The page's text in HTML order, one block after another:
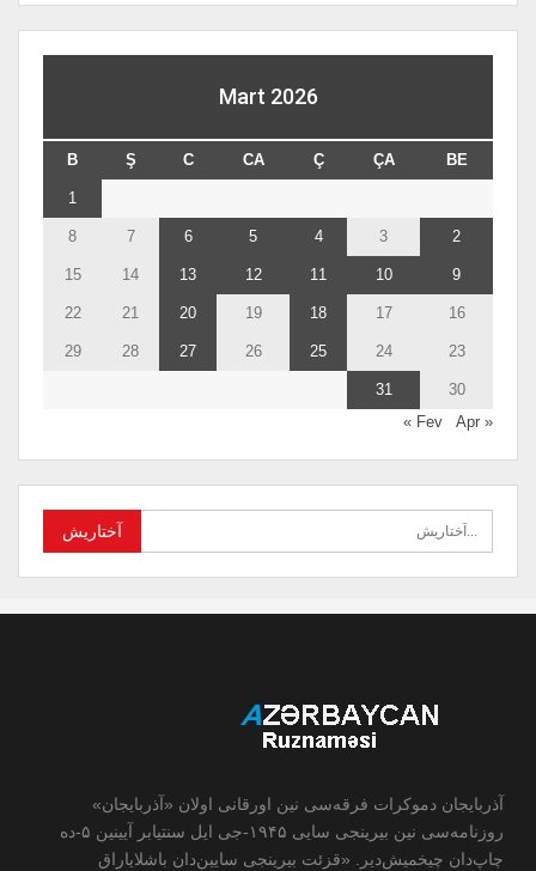
Mart 2026
BE
ÇA
Ç
CA
C
Ş
B
10
11
12
13
14
15
16
17
18
19
20
21
22
23
24
25
26
27
28
29
30
31
« Fev
Apr »
آذربایجان دموکرات فرقه‌سی نین اورقانی اولان «آذربایجان»
روزنامه‌سی نین بیرینجی سایی ۱۹۴۵-جی ایل سنتیابر آیینین ۵-ده
چاپ‌دان چیخمیش‌دیر. «قزئت بیرینجی سایین‌دان باشلایاراق